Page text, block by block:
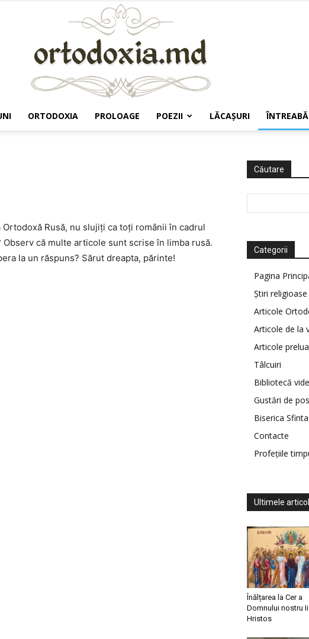
ORTODOXIA PROLOAGE POEZII LĂCAŞURI
Rusă, nu slujiți ca toți românii în cadrul
că multe articole sunt scrise în limba rusă.
la un răspuns? Sărut dreapta, părinte!
Căutare
Categorii
Pagina
Știri religioase
Articole
Articole de la
Articole
Tâlcuiri
Bibliotecă
Gustări de
Biserica
Contacte
Profețiile
Ultimele
Înălțarea la Cer a
Domnului nostru
Hristos